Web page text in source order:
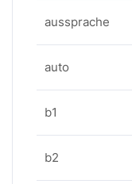
aussprache
auto
b1
b2